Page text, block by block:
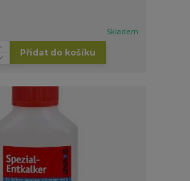
Skladem
Přidat do košíku